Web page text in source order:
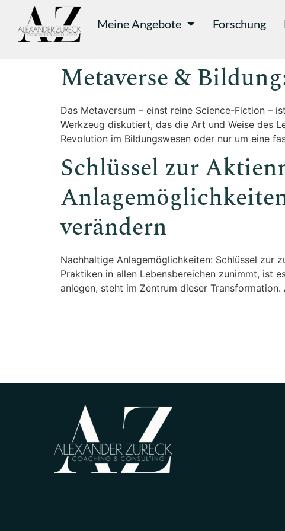
Meine Angebote Forschung
Metaverse &
Das Metaversum – einst reine Science-Fiction –
Werkzeug diskutiert, das die Art und Weise des
Revolution im Bildungswesen oder nur um eine
Schlüssel zur
verändern
Nachhaltige Anlagemöglichkeiten: Schlüssel zur
Praktiken in allen Lebensbereichen zunimmt, ist
anlegen, steht im Zentrum dieser